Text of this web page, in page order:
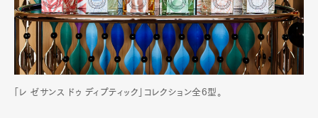
「レ ゼサンス ドゥ ディプティック」コレクション全6型。